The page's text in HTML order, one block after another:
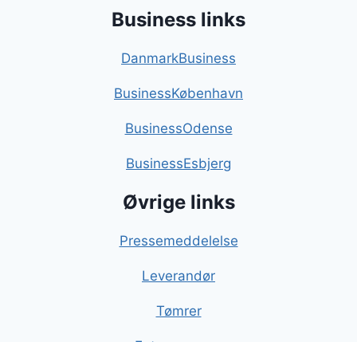
Business links
DanmarkBusiness
BusinessKøbenhavn
BusinessOdense
BusinessEsbjerg
Øvrige links
Pressemeddelelse
Leverandør
Tømrer